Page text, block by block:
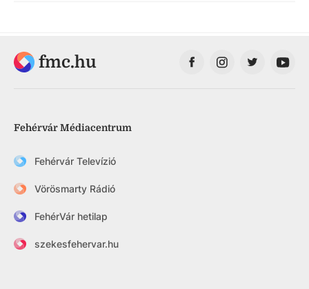
fmc.hu
Fehérvár Médiacentrum
Fehérvár Televízió
Vörösmarty Rádió
FehérVár hetilap
szekesfehervar.hu